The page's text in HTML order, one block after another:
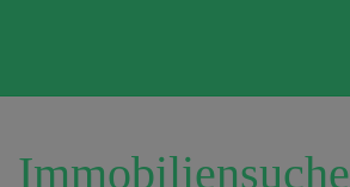
Immobiliensuche